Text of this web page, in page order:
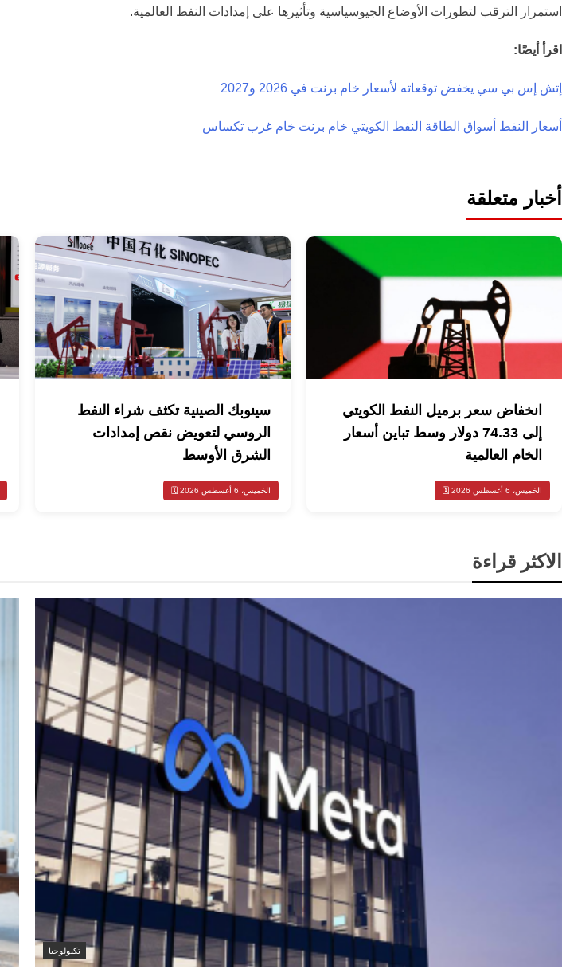
استمرار الترقب لتطورات الأوضاع الجيوسياسية وتأثيرها على إمدادات النفط العالمية.
اقرأ أيضًا:
إتش إس بي سي يخفض توقعاته لأسعار خام برنت في 2026 و2027
أسعار النفط أسواق الطاقة النفط الكويتي خام برنت خام غرب تكساس
أخبار متعلقة
انخفاض سعر برميل النفط الكويتي
إلى 74.33 دولار وسط تباين أسعار
الخام العالمية
الخميس، 6 أغسطس 2026 🗓️
سينوبك الصينية تكثف شراء النفط
الروسي لتعويض نقص إمدادات
الشرق الأوسط
الخميس، 6 أغسطس 2026 🗓️
الاكثر قراءة
تكنولوجيا